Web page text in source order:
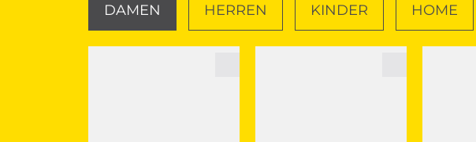
DAMEN HERREN KINDER HOME